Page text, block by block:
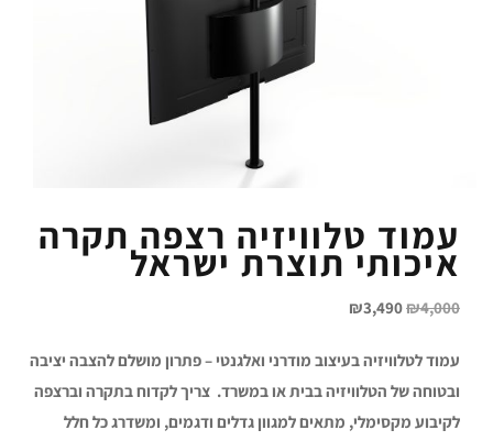
עמוד טלוויזיה רצפה תקרה
איכותי תוצרת ישראל
₪4,000
₪3,490
עמוד לטלוויזיה בעיצוב מודרני ואלגנטי – פתרון מושלם להצבה יציבה
ובטוחה של הטלוויזיה בבית או במשרד. צריך לקדוח בתקרה וברצפה
לקיבוע מקסימלי, מתאים למגוון גדלים ודגמים, ומשדרג כל חלל